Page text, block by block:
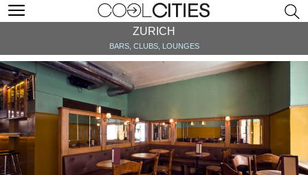
ZURICH
BARS, CLUBS, LOUNGES